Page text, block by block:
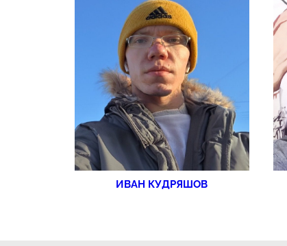
ИВАН КУДРЯШОВ